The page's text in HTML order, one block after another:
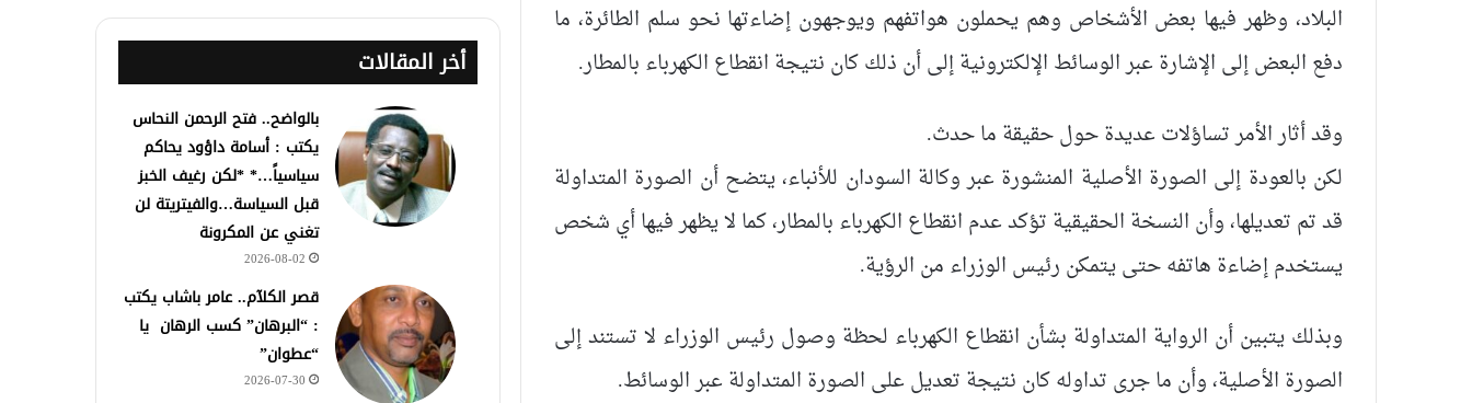
البلاد، وظهر فيها بعض الأشخاص وهم يحملون هواتفهم ويوجهون إضاءتها نحو سلم الطائرة، ما
دفع البعض إلى الإشارة عبر الوسائط الإلكترونية إلى أن ذلك كان نتيجة انقطاع الكهرباء بالمطار.
وقد أثار الأمر تساؤلات عديدة حول حقيقة ما حدث.
لكن بالعودة إلى الصورة الأصلية المنشورة عبر وكالة السودان للأنباء، يتضح أن الصورة المتداولة
قد تم تعديلها، وأن النسخة الحقيقية تؤكد عدم انقطاع الكهرباء بالمطار، كما لا يظهر فيها أي شخص
يستخدم إضاءة هاتفه حتى يتمكن رئيس الوزراء من الرؤية.
وبذلك يتبين أن الرواية المتداولة بشأن انقطاع الكهرباء لحظة وصول رئيس الوزراء لا تستند إلى
الصورة الأصلية، وأن ما جرى تداوله كان نتيجة تعديل على الصورة المتداولة عبر الوسائط.
أخر المقالات
بالواضح.. فتح الرحمن النحاس
يكتب : أسامة داؤود يحاكم
سياسياً…* *لكن رغيف الخبز
قبل السياسة…والفيتريتة لن
تغني عن المكرونة
2026-08-02
قصر الكلآم.. عامر باشاب يكتب
: “البرهان” كسب الرهان يا
“عطوان”
2026-07-30